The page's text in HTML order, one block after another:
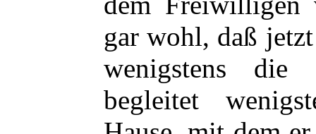
gar wohl, daß
wenigstens die
begleitet